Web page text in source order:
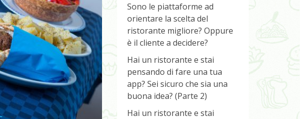
Sono le piattaforme ad
orientare la scelta del
ristorante migliore? Oppure
è il cliente a decidere?
Hai un ristorante e stai
pensando di fare una tua
app? Sei sicuro che sia una
buona idea? (Parte 2)
Hai un ristorante e stai